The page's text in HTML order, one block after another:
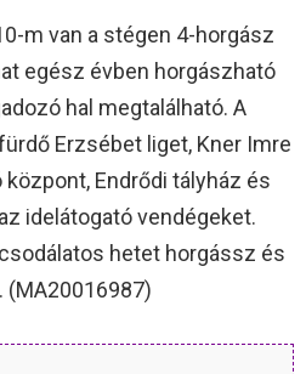
m van a stégen 4-horgász
egész évben horgászható
hal megtalálható. A
Erzsébet liget, Kner Imre
Endrődi tályház és
idelátogató vendégeket.
hetet horgássz és
(MA20016987)